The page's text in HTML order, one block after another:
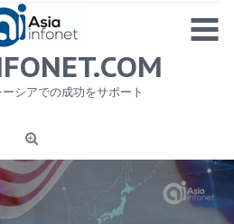
1
シアでの成功をサポート